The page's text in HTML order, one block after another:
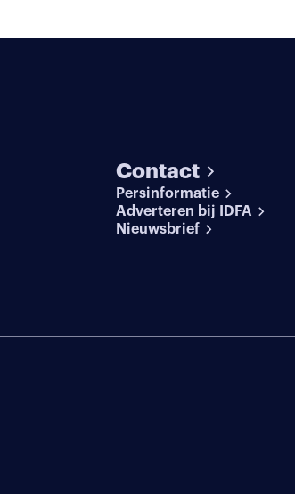
Contact
Persinformatie
Adverteren bij IDFA
Nieuwsbrief